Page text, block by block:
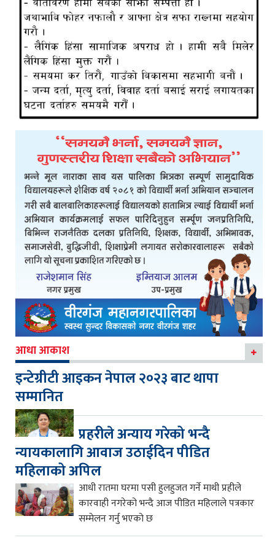
आधा आकाश
इन्टेग्रीटी आइकन नेपाल २०२३ बाट थापा
सम्मानित
प्रहरीले अन्याय गरेको भन्दै
न्यायकालागि आवाज उठाईदिन पीडित
महिलाको अपिल
आधी रातमा घरमा पसी हुलहुजत गर्ने माथी प्रहीले
कारवाही नगरेको भन्दै आज पीडित महिलाले पत्रकार
सम्मेलन गर्नु भएको छ